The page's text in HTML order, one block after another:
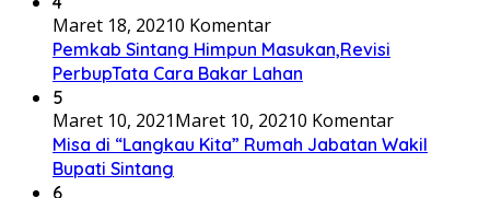
Maret 18, 20210 Komentar
Pemkab Sintang Himpun Masukan,Revisi
PerbupTata Cara Bakar Lahan
5
Maret 10, 2021Maret 10, 20210 Komentar
Misa di “Langkau Kita” Rumah Jabatan Wakil
Bupati Sintang
6